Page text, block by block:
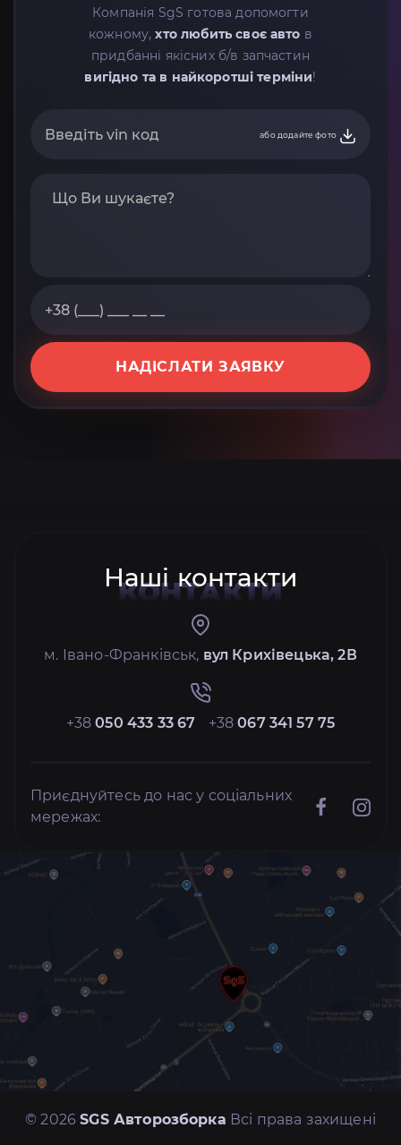
Компанія SgS готова допомогти
кожному,хто любить своє авто в
придбанні якісних б/в запчастин
вигідно та в найкоротші терміни!
або додайте фото
НАДІСЛАТИ ЗАЯВКУ
Наші контакти
КОНТАКТИ
м. Івано-Франківськ, вул Крихівецька, 2В
+38050 433 33 67 +38067 341 57 75
Приєднуйтесь до нас у соціальних
мережах:
© 2026SGS Авторозборка Всі права захищені